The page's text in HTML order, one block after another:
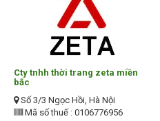
Cty tnhh thời trang zeta miền
bắc
Số 3/3 Ngọc Hồi, Hà Nội
Mã số thuế : 0106776956